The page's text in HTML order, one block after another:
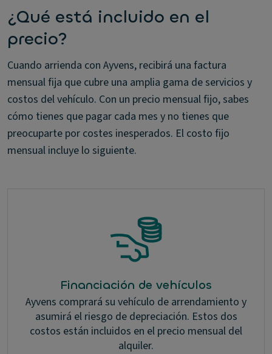
¿Qué está incluido en el
precio?
Cuando arrienda con Ayvens, recibirá una factura
mensual fija que cubre una amplia gama de servicios y
costos del vehículo. Con un precio mensual fijo, sabes
cómo tienes que pagar cada mes y no tienes que
preocuparte por costes inesperados. El costo fijo
mensual incluye lo siguiente.
Financiación de vehículos
Ayvens comprará su vehículo de arrendamiento y
asumirá el riesgo de depreciación. Estos dos
costos están incluidos en el precio mensual del
alquiler.